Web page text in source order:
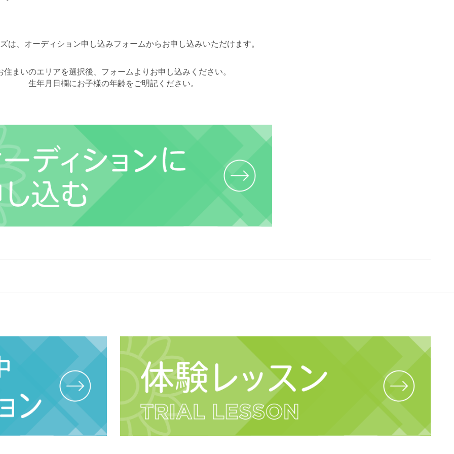
は、オーディション申し込みフォームからお申し込みいただけます。
住まいのエリアを選択後、フォームよりお申し込みください。
生年月日欄にお子様の年齢をご明記ください。